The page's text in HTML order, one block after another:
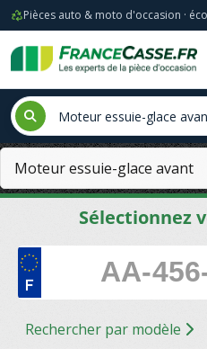
Pièces auto & moto d'occasion ·
Sélectionnez
Rechercher par modèle